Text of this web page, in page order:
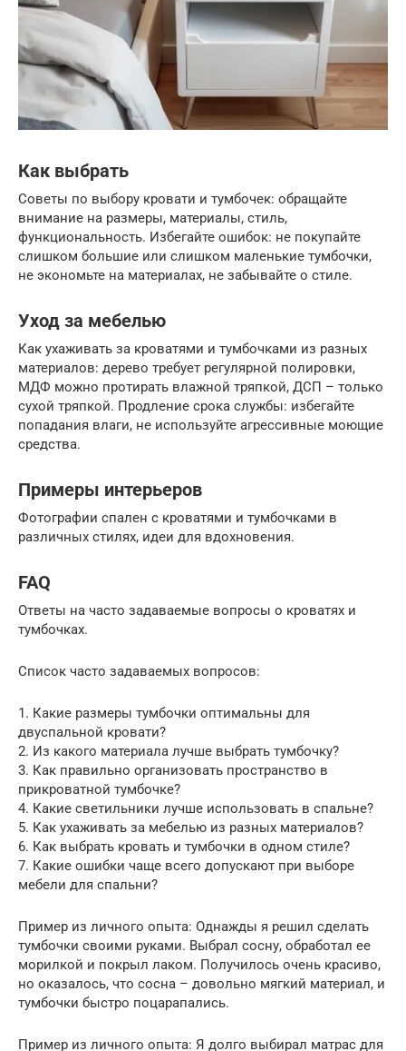
Как выбрать
Советы по выбору кровати и тумбочек: обращайте
внимание на размеры, материалы, стиль,
функциональность. Избегайте ошибок: не покупайте
слишком большие или слишком маленькие тумбочки,
не экономьте на материалах, не забывайте о стиле.
Уход за мебелью
Как ухаживать за кроватями и тумбочками из разных
материалов: дерево требует регулярной полировки,
МДФ можно протирать влажной тряпкой, ДСП – только
сухой тряпкой. Продление срока службы: избегайте
попадания влаги, не используйте агрессивные моющие
средства.
Примеры интерьеров
Фотографии спален с кроватями и тумбочками в
различных стилях, идеи для вдохновения.
FAQ
Ответы на часто задаваемые вопросы о кроватях и
тумбочках.
Список часто задаваемых вопросов:
1. Какие размеры тумбочки оптимальны для
двуспальной кровати?
2. Из какого материала лучше выбрать тумбочку?
3. Как правильно организовать пространство в
прикроватной тумбочке?
4. Какие светильники лучше использовать в спальне?
5. Как ухаживать за мебелью из разных материалов?
6. Как выбрать кровать и тумбочки в одном стиле?
7. Какие ошибки чаще всего допускают при выборе
мебели для спальни?
Пример из личного опыта: Однажды я решил сделать
тумбочки своими руками. Выбрал сосну, обработал ее
морилкой и покрыл лаком. Получилось очень красиво,
но оказалось, что сосна – довольно мягкий материал, и
тумбочки быстро поцарапались.
Пример из личного опыта: Я долго выбирал матрас для